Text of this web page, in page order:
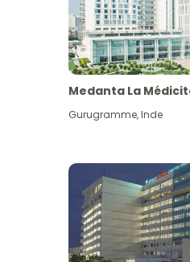
Medanta La
Gurugramme,Inde